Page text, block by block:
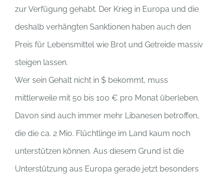
zur Verfügung gehabt. Der Krieg in Europa und die
deshalb verhängten Sanktionen haben auch den
Preis für Lebensmittel wie Brot und Getreide massiv
steigen lassen.
Wer sein Gehalt nicht in $ bekommt, muss
mittlerweile mit 50 bis 100 € pro Monat überleben.
Davon sind auch immer mehr Libanesen betroffen,
die die ca. 2 Mio. Flüchtlinge im Land kaum noch
unterstützen können. Aus diesem Grund ist die
Unterstützung aus Europa gerade jetzt besonders